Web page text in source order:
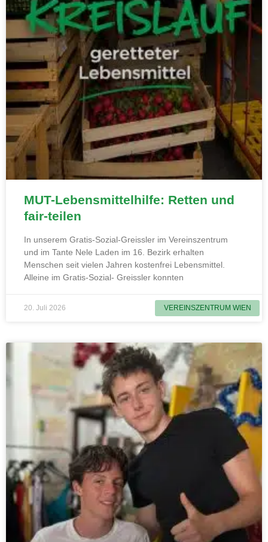
VEREINSZENTRUM WIEN
MUT-Lebensmittelhilfe: Retten und
fair-teilen
In unserem Gratis-Sozial-Greissler im Vereinszentrum
und im Tante Nele Laden im 16. Bezirk erhalten
Menschen seit vielen Jahren kostenfrei Lebensmittel.
Alleine im Gratis-Sozial- Greissler konnten
20. Juli 2026